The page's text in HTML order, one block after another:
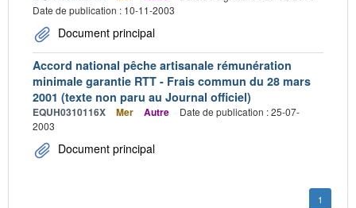
Date de publication : 10-11-2003
Document principal
Accord national pêche artisanale rémunération
minimale garantie RTT - Frais commun du 28 mars
2001 (texte non paru au Journal officiel)
EQUH0310116X Mer Autre
Date de publication : 25-07-
2003
Document principal
1